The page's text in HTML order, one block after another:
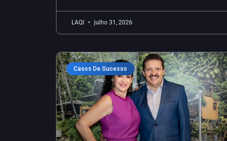
LAQI julho 31, 2026
Casos De Sucesso